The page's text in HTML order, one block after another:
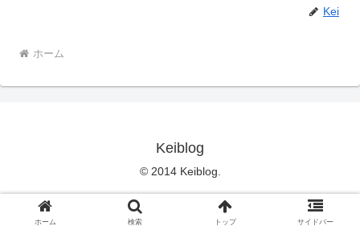
Kei
ホーム
Keiblog
© 2014 Keiblog.
ホーム 検索 トップ サイドバー